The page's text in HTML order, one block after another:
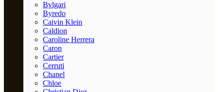
Bvlgari
Byredo
Caivin Klein
Caldion
Caroline Herrera
Caron
Cartier
Cerruti
Chanel
Chloe